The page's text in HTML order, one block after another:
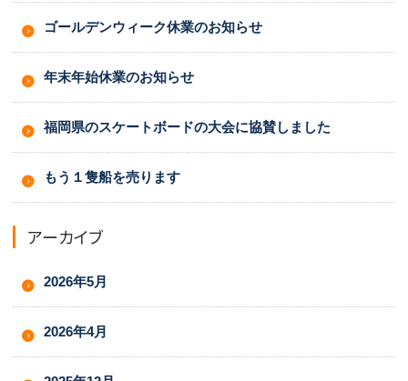
ゴールデンウィーク休業のお知らせ
年末年始休業のお知らせ
福岡県のスケートボードの大会に協賛しました
もう１隻船を売ります
アーカイブ
2026年5月
2026年4月